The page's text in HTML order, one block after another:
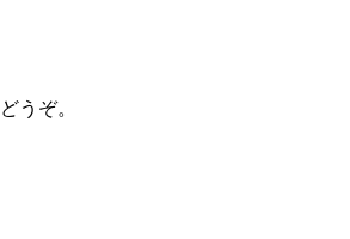
うぞ。